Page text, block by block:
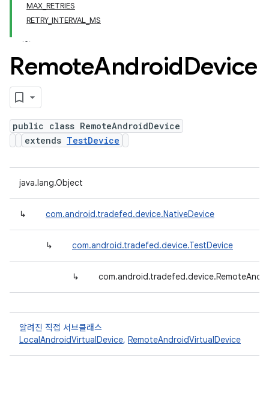
MAX_RETRIES
RETRY_INTERVAL_MS
RemoteAndroidDevice
public class RemoteAndroidDevice
extends TestDevice
java.lang.Object
↳ com.android.tradefed.device.NativeDevice
↳ com.android.tradefed.device.TestDevice
↳
알려진 직접 서브클래스
LocalAndroidVirtualDevice, RemoteAndroidVirtualDevice